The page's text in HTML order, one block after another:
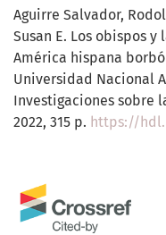
Aguirre Salvador,
Susan E. Los obispos
América hispana
Universidad Nacional
Investigaciones sobre
2022, 315 p. https://